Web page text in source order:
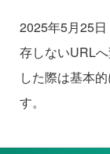
2025年5月25
存しないURL
した際は基本
す。